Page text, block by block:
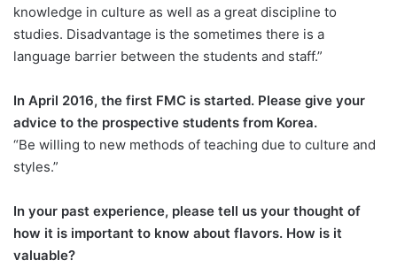
knowledge in culture as well as a great discipline to
studies. Disadvantage is the sometimes there is a
language barrier between the students and staff.”
In April 2016, the first FMC is started. Please give your
advice to the prospective students from Korea.
“Be willing to new methods of teaching due to culture and
styles.”
In your past experience, please tell us your thought of
how it is important to know about flavors. How is it
valuable?